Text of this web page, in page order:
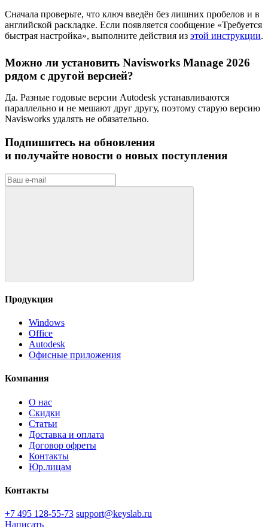
Сначала проверьте, что ключ введён без лишних пробелов и в
английской раскладке. Если появляется сообщение «Требуется
быстрая настройка», выполните действия из этой инструкции.
Можно ли установить Navisworks Manage 2026
рядом с другой версией?
Да. Разные годовые версии Autodesk устанавливаются
параллельно и не мешают друг другу, поэтому старую версию
Navisworks удалять не обязательно.
Подпишитесь на обновления
и получайте новости о новых поступления
Продукция
Windows
Office
Autodesk
Офисные приложения
Компания
О нас
Скидки
Статьи
Доставка и оплата
Договор офреты
Контакты
Юр.лицам
Контакты
+7 495 128-55-73 support@keyslab.ru
Написать